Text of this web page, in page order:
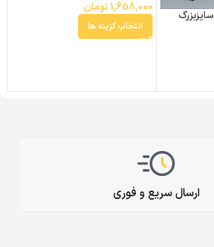
شلوار کرپ کنزو قد 90 سایزبزرگ
1,658,000تومان
انتخاب گزینه ها
ارسال سریع و فوری